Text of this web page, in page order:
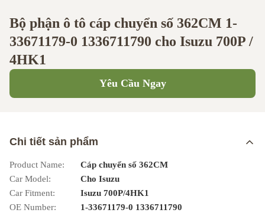
Bộ phận ô tô cáp chuyển số 362CM 1-
33671179-0 1336711790 cho Isuzu 700P /
4HK1
Yêu Cầu Ngay
Chi tiết sản phẩm
Product Name:
Cáp chuyển số 362CM
Car Model:
Cho Isuzu
Car Fitment:
Isuzu 700P/4HK1
OE Number:
1-33671179-0 1336711790